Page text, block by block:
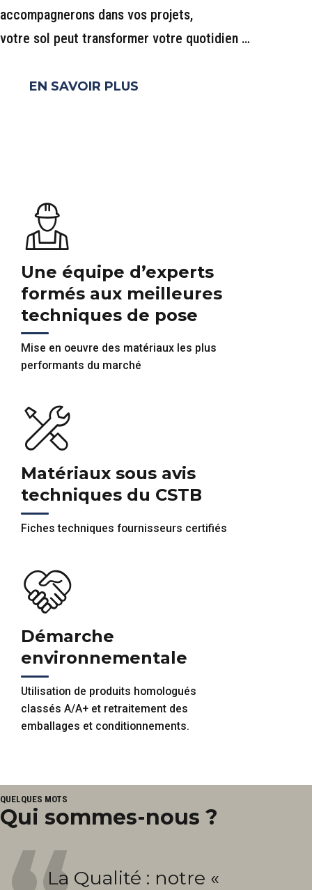
accompagnerons dans vos projets,
votre sol peut transformer votre quotidien …
EN SAVOIR PLUS
Une équipe d’experts
formés aux meilleures
techniques de pose
Mise en oeuvre des matériaux les plus
performants du marché
Matériaux sous avis
techniques du CSTB
Fiches techniques fournisseurs certifiés
Démarche
environnementale
Utilisation de produits homologués
classés A/A+ et retraitement des
emballages et conditionnements.
QUELQUES MOTS
Qui sommes-nous ?
La Qualité : notre «